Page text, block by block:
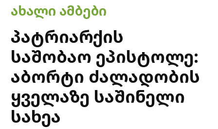
POSTED
IN
ᲐᲮᲐᲚᲘ ᲐᲛᲑᲔᲑᲘ
პატრიარქის
საშობაო ეპისტოლე:
აბორტი ძალადობის
ყველაზე საშინელი
სახეა